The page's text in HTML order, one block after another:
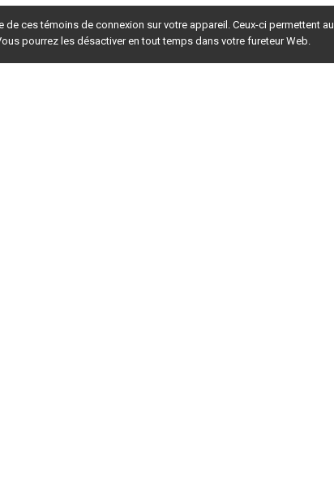
ces témoins de connexion sur votre appareil. Ceux-ci permettent au
pourrez les désactiver en tout temps dans votre fureteur Web.